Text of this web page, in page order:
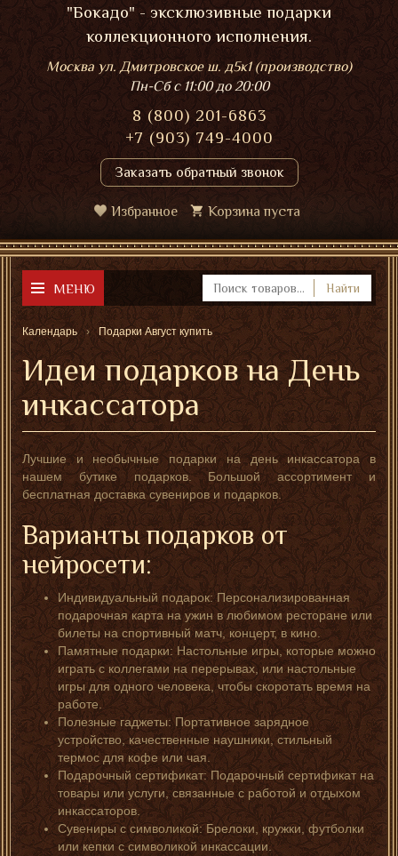
"Бокадо" - эксклюзивные подарки
коллекционного исполнения.
Москва ул. Дмитровское ш. д5к1 (производство)
Пн-Сбс 11:00 до 20:00
8 (800) 201-6863
+7 (903) 749-4000
Заказать обратный звонок
Избранное Корзина пуста
МЕНЮ Найти
Календарь Подарки Август купить
Идеи подарков на День
инкассатора
Лучшие и необычные подарки на день инкассатора в
нашем бутике подарков. Большой ассортимент и
бесплатная доставка сувениров и подарков.
Варианты подарков от
нейросети:
Индивидуальный подарок: Персонализированная
подарочная карта на ужин в любимом ресторане или
билеты на спортивный матч, концерт, в кино.
Памятные подарки: Настольные игры, которые можно
играть с коллегами на перерывах, или настольные
игры для одного человека, чтобы скоротать время на
работе.
Полезные гаджеты: Портативное зарядное
устройство, качественные наушники, стильный
термос для кофе или чая.
Подарочный сертификат: Подарочный сертификат на
товары или услуги, связанные с работой и отдыхом
инкассаторов.
Сувениры с символикой: Брелоки, кружки, футболки
или кепки с символикой инкассации.